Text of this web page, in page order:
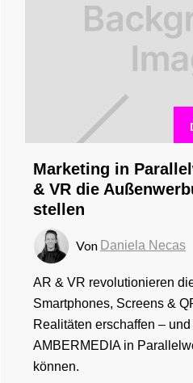
Marketing in
& VR die
stellen
Von Daniela Necas
AR & VR revolutionieren
Smartphones, Screens &
Realitäten erschaffen –
AMBERMEDIA in
können.